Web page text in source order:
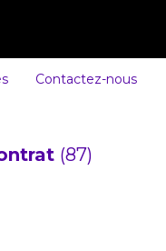
Contactez-nous
(87)